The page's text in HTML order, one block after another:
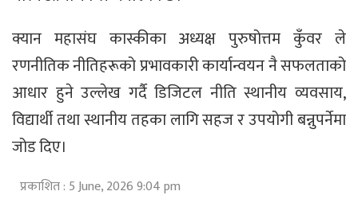
क्यान महासंघ कास्कीका अध्यक्ष पुरुषोत्तम कुँवर ले
रणनीतिक नीतिहरूको प्रभावकारी कार्यान्वयन नै सफलताको
आधार हुने उल्लेख गर्दै डिजिटल नीति स्थानीय व्यवसाय,
विद्यार्थी तथा स्थानीय तहका लागि सहज र उपयोगी बन्नुपर्नेमा
जोड दिए।
प्रकाशित : 5 June, 2026 9:04 pm